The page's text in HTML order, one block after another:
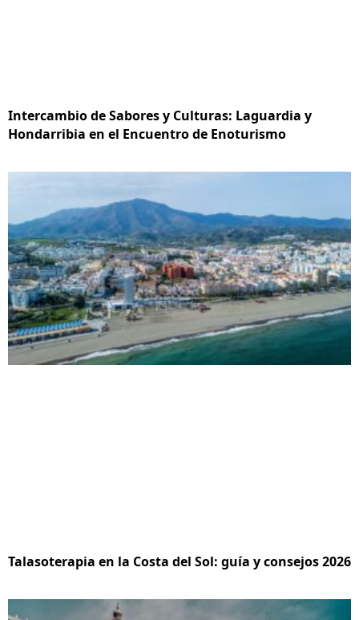
Intercambio de Sabores y Culturas: Laguardia y
Hondarribia en el Encuentro de Enoturismo
Talasoterapia en la Costa del Sol: guía y consejos 2026